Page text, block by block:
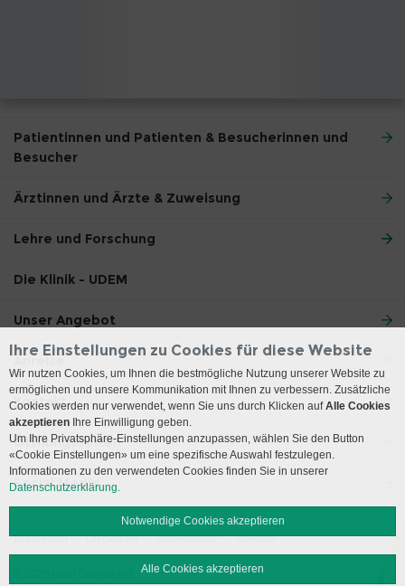
Patientinnen und Patienten & Besucherinnen und
Besucher
Ärztinnen und Ärzte & Zuweisung
Lehre und Forschung
Die Klinik - UDEM
Unser Angebot
Anreise
Kontakt
Öffnungszeiten
Social Media
Impressum Disclaimer Datenschutz Sitemap
Ihre Einstellungen zu Cookies für diese Website
Wir nutzen Cookies, um Ihnen die bestmögliche Nutzung unserer Website zu
ermöglichen und unsere Kommunikation mit Ihnen zu verbessern. Zusätzliche
Cookies werden nur verwendet, wenn Sie uns durch Klicken aufAlle Cookies
akzeptieren Ihre Einwilligung geben.
Um Ihre Privatsphäre-Einstellungen anzupassen, wählen Sie den Button
«Cookie Einstellungen» um eine spezifische Auswahl festzulegen.
Informationen zu den verwendeten Cookies finden Sie in unserer
Datenschutzerklärung.
Notwendige Cookies akzeptieren
Alle Cookies akzeptieren